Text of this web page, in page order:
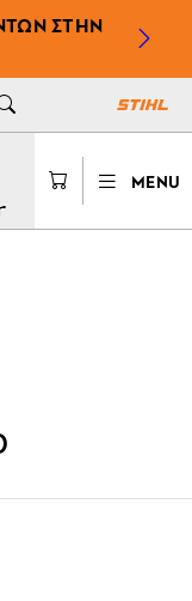
ΣΤΗΝ
MENU